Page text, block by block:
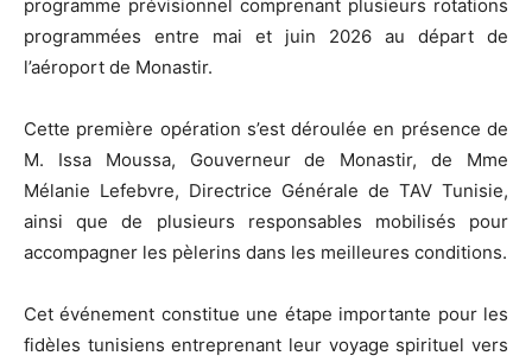
programme prévisionnel comprenant plusieurs rotations
programmées entre mai et juin 2026 au départ de
l’aéroport de Monastir.
Cette première opération s’est déroulée en présence de
M. Issa Moussa, Gouverneur de Monastir, de Mme
Mélanie Lefebvre, Directrice Générale de TAV Tunisie,
ainsi que de plusieurs responsables mobilisés pour
accompagner les pèlerins dans les meilleures conditions.
Cet événement constitue une étape importante pour les
fidèles tunisiens entreprenant leur voyage spirituel vers